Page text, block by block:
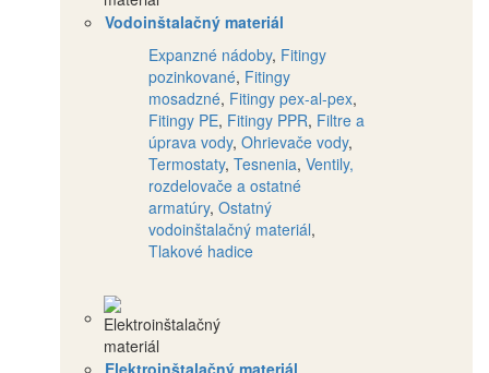
Vodoinštalačný materiál
Expanzné nádoby, Fitingy
pozinkované, Fitingy
mosadzné, Fitingy pex-al-pex,
Fitingy PE, Fitingy PPR, Filtre a
úprava vody, Ohrievače vody,
Termostaty, Tesnenia, Ventily,
rozdelovače a ostatné
armatúry, Ostatný
vodoinštalačný materiál,
Tlakové hadice
Elektroinštalačný materiál